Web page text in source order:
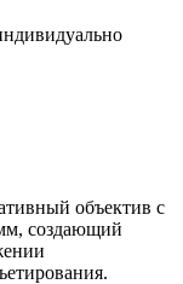
объектив с
создающий